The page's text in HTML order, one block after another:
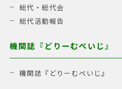
総代・総代会
総代活動報告
機関誌『どりーむぺいじ』
機関誌『どりーむぺいじ』